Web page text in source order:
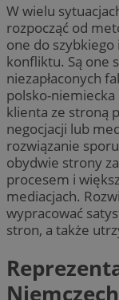
W wielu
rozpocząć od
one do
konfliktu. Są one
niezapłaconych
polsko-
klienta ze stroną
negocjacji lub
rozwiązanie
obydwie strony
procesem i
mediacjach.
wypracować
stron, a także